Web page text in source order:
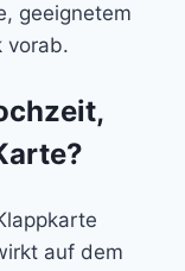
geeignetem
vorab.
auf dem